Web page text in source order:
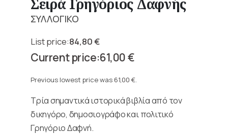
Σειρά Γρηγόριος Δαφνής
ΣΥΛΛΟΓΙΚΟ
84,80€
Original
price
84,80 €.
61,00€
price
61,00 €.
Previous lowest price was 61,00 €.
Τρία σημαντικά ιστορικά βιβλία από τον
δικηγόρο, δημοσιογράφο και πολιτικό
Γρηγόριο Δαφνή.